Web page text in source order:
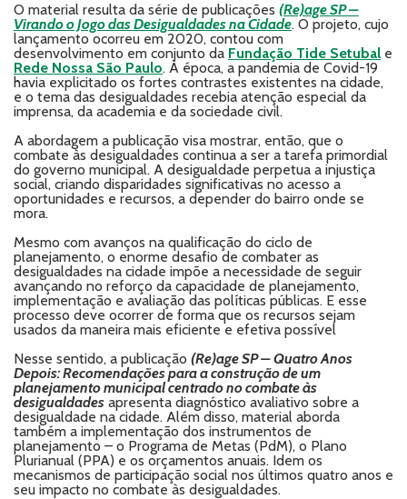
O material resulta da série de publicações (Re)age SP –
Virando o Jogo das Desigualdades na Cidade. O projeto, cujo
lançamento ocorreu em 2020, contou com
desenvolvimento em conjunto da Fundação Tide Setubal e
Rede Nossa São Paulo. À época, a pandemia de Covid-19
havia explicitado os fortes contrastes existentes na cidade,
e o tema das desigualdades recebia atenção especial da
imprensa, da academia e da sociedade civil.
A abordagem a publicação visa mostrar, então, que o
combate às desigualdades continua a ser a tarefa primordial
do governo municipal. A desigualdade perpetua a injustiça
social, criando disparidades significativas no acesso a
oportunidades e recursos, a depender do bairro onde se
mora.
Mesmo com avanços na qualificação do ciclo de
planejamento, o enorme desafio de combater as
desigualdades na cidade impõe a necessidade de seguir
avançando no reforço da capacidade de planejamento,
implementação e avaliação das políticas públicas. E esse
processo deve ocorrer de forma que os recursos sejam
usados da maneira mais eficiente e efetiva possível
Nesse sentido, a publicação (Re)age SP – Quatro Anos
Depois: Recomendações para a construção de um
planejamento municipal centrado no combate às
desigualdades apresenta diagnóstico avaliativo sobre a
desigualdade na cidade. Além disso, material aborda
também a implementação dos instrumentos de
planejamento – o Programa de Metas (PdM), o Plano
Plurianual (PPA) e os orçamentos anuais. Idem os
mecanismos de participação social nos últimos quatro anos e
seu impacto no combate às desigualdades.